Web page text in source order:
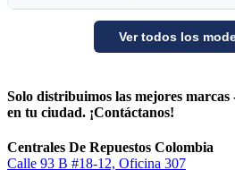
Ver todos los
Solo distribuimos las mejores
en tu ciudad. ¡Contáctanos!
Centrales De Repuestos Colombia
Calle 93 B #18-12, Oficina 307